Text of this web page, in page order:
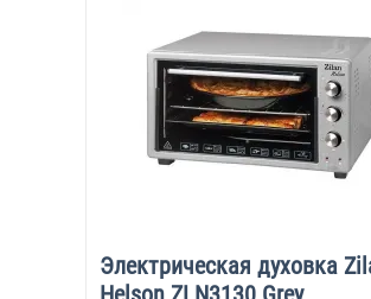
Электрическая духовка